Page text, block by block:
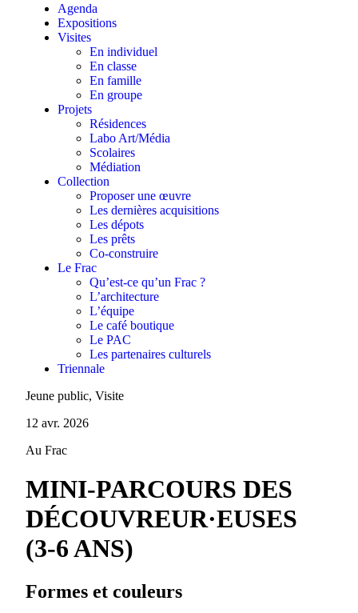
Agenda
Expositions
Visites
En individuel
En classe
En famille
En groupe
Projets
Résidences
Labo Art/Média
Scolaires
Médiation
Collection
Proposer une œuvre
Les dernières acquisitions
Les dépots
Les prêts
Co-construire
Le Frac
Qu’est-ce qu’un Frac ?
L’architecture
L’équipe
Le café boutique
Le PAC
Les partenaires culturels
Triennale
Jeune public, Visite
12 avr. 2026
Au Frac
MINI-PARCOURS DES
DÉCOUVREUR·EUSES
(3-6 ANS)
Formes et couleurs